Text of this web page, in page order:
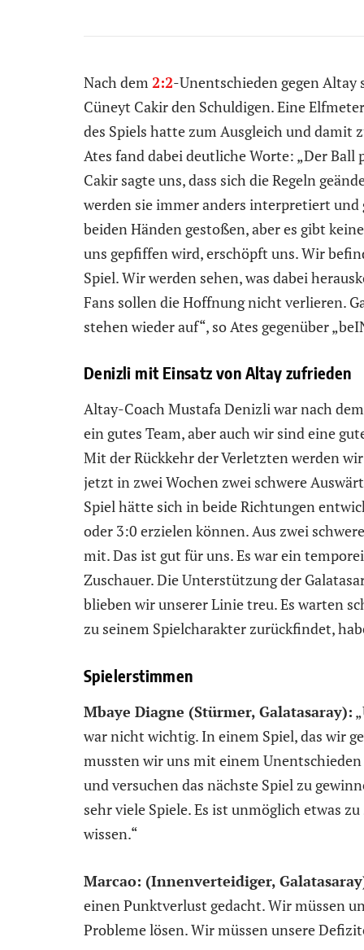
Nach dem 2:2-Unentschieden gegen Altay
Cüneyt Cakir den Schuldigen. Eine
des Spiels hatte zum Ausgleich und
Ates fand dabei deutliche Worte: „Der
Cakir sagte uns, dass sich die Regeln
werden sie immer anders interpretiert und
beiden Händen gestoßen, aber es gibt
uns gepfiffen wird, erschöpft uns. Wir
Spiel. Wir werden sehen, was dabei
Fans sollen die Hoffnung nicht verlieren.
stehen wieder auf“, so Ates gegenüber
Denizli mit Einsatz von Altay zufrieden
Altay-Coach Mustafa Denizli war nach
ein gutes Team, aber auch wir sind eine
Mit der Rückkehr der Verletzten werden
jetzt in zwei Wochen zwei schwere
Spiel hätte sich in beide Richtungen
oder 3:0 erzielen können. Aus zwei
mit. Das ist gut für uns. Es war ein
Zuschauer. Die Unterstützung der
blieben wir unserer Linie treu. Es warten
zu seinem Spielcharakter zurückfindet,
Spielerstimmen
Mbaye Diagne (Stürmer, Galatasaray):
war nicht wichtig. In einem Spiel, das wir
mussten wir uns mit einem
und versuchen das nächste Spiel zu
sehr viele Spiele. Es ist unmöglich etwas
wissen.“
Marcao: (Innenverteidiger,
einen Punktverlust gedacht. Wir müssen
Probleme lösen. Wir müssen unsere